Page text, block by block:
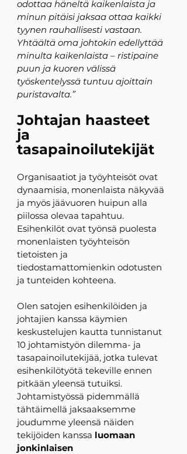
odottaa häneltä kaikenlaista ja
minun pitäisi jaksaa ottaa kaikki
tyynen rauhallisesti vastaan.
Yhtäältä oma johtokin edellyttää
minulta kaikenlaista – ristipaine
puun ja kuoren välissä
työskentelyssä tuntuu ajoittain
puristavalta.”
Johtajan haasteet
ja
tasapainoilutekijät
Organisaatiot ja työyhteisöt ovat
dynaamisia, monenlaista näkyvää
ja myös jäävuoren huipun alla
piilossa olevaa tapahtuu.
Esihenkilöt ovat työnsä puolesta
monenlaisten työyhteisön
tietoisten ja
tiedostamattomienkin odotusten
ja tunteiden kohteena.
Olen satojen esihenkilöiden ja
johtajien kanssa käymien
keskustelujen kautta tunnistanut
10 johtamistyön dilemma- ja
tasapainoilutekijää, jotka tulevat
esihenkilötyötä tekeville ennen
pitkään yleensä tutuiksi.
Johtamistyössä pidemmällä
tähtäimellä jaksaaksemme
joudumme yleensä näiden
tekijöiden kanssa luomaan
jonkinlaisen